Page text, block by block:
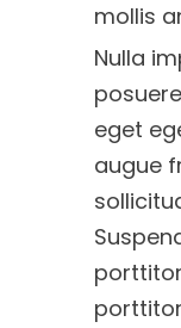
mollis
Nulla
eget
augue